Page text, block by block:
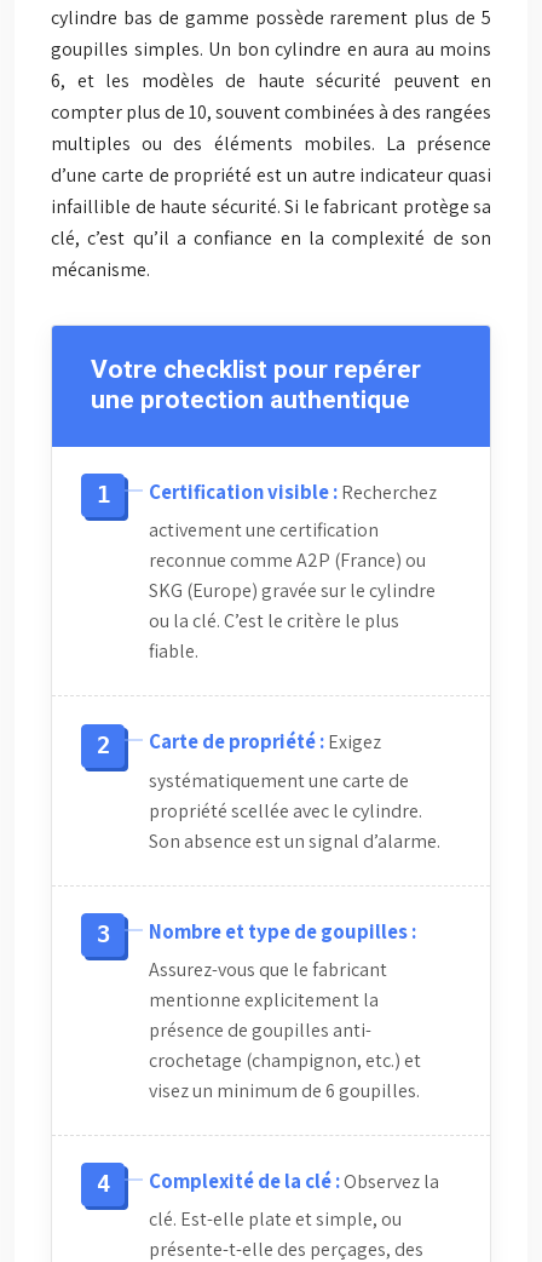
cylindre bas de gamme possède rarement plus de 5
goupilles simples. Un bon cylindre en aura au moins
6, et les modèles de haute sécurité peuvent en
compter plus de 10, souvent combinées à des rangées
multiples ou des éléments mobiles. La présence
d’une carte de propriété est un autre indicateur quasi
infaillible de haute sécurité. Si le fabricant protège sa
clé, c’est qu’il a confiance en la complexité de son
mécanisme.
Votre checklist pour repérer
une protection authentique
Certification visible :Recherchez
activement une certification
reconnue comme A2P (France) ou
SKG (Europe) gravée sur le cylindre
ou la clé. C’est le critère le plus
fiable.
Carte de propriété :Exigez
systématiquement une carte de
propriété scellée avec le cylindre.
Son absence est un signal d’alarme.
Nombre et type de goupilles :
Assurez-vous que le fabricant
mentionne explicitement la
présence de goupilles anti-
crochetage (champignon, etc.) et
visez un minimum de 6 goupilles.
Complexité de la clé :Observez la
clé. Est-elle plate et simple, ou
présente-t-elle des perçages, des